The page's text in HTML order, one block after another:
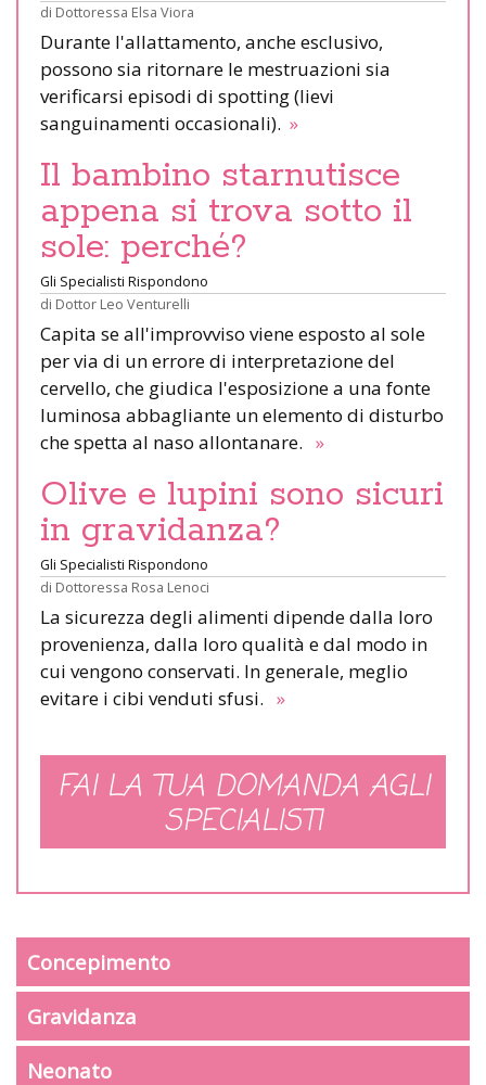
di Dottoressa Elsa Viora
Durante l'allattamento, anche esclusivo,
possono sia ritornare le mestruazioni sia
verificarsi episodi di spotting (lievi
sanguinamenti occasionali). »
Il bambino starnutisce
appena si trova sotto il
sole: perché?
Gli Specialisti Rispondono
di Dottor Leo Venturelli
Capita se all'improvviso viene esposto al sole
per via di un errore di interpretazione del
cervello, che giudica l'esposizione a una fonte
luminosa abbagliante un elemento di disturbo
che spetta al naso allontanare. »
Olive e lupini sono sicuri
in gravidanza?
Gli Specialisti Rispondono
di Dottoressa Rosa Lenoci
La sicurezza degli alimenti dipende dalla loro
provenienza, dalla loro qualità e dal modo in
cui vengono conservati. In generale, meglio
evitare i cibi venduti sfusi. »
FAI LA TUA DOMANDA AGLI
SPECIALISTI
Concepimento
Gravidanza
Neonato